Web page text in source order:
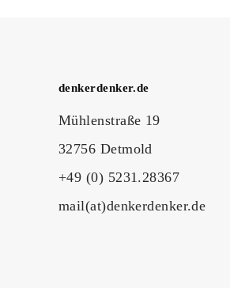
denkerdenker.de
Mühlenstraße 19
32756 Detmold
+49 (0) 5231.28367
mail(at)denkerdenker.de